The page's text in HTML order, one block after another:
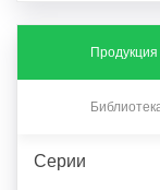
Продукция
Серии